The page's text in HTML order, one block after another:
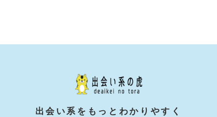
出会い系をもっとわかりやすく